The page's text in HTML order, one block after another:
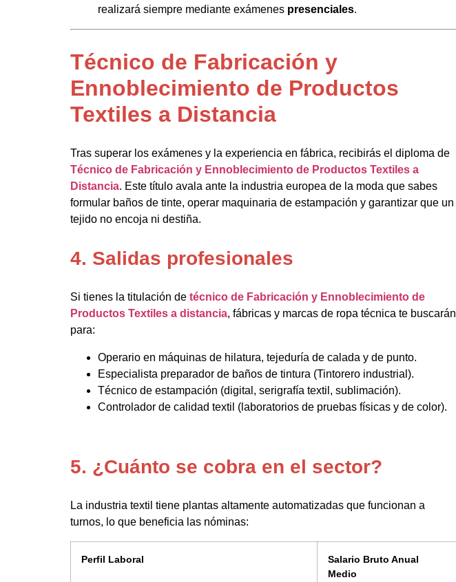
realizará siempre mediante exámenes presenciales.
Técnico de Fabricación y
Ennoblecimiento de Productos
Textiles a Distancia
Tras superar los exámenes y la experiencia en fábrica, recibirás el diploma de
Técnico de Fabricación y Ennoblecimiento de Productos Textiles a
Distancia. Este título avala ante la industria europea de la moda que sabes
formular baños de tinte, operar maquinaria de estampación y garantizar que un
tejido no encoja ni destiña.
4. Salidas profesionales
Si tienes la titulación de técnico de Fabricación y Ennoblecimiento de
Productos Textiles a distancia, fábricas y marcas de ropa técnica te buscarán
para:
Operario en máquinas de hilatura, tejeduría de calada y de punto.
Especialista preparador de baños de tintura (Tintorero industrial).
Técnico de estampación (digital, serigrafía textil, sublimación).
Controlador de calidad textil (laboratorios de pruebas físicas y de color).
5. ¿Cuánto se cobra en el sector?
La industria textil tiene plantas altamente automatizadas que funcionan a
turnos, lo que beneficia las nóminas:
Perfil Laboral
Salario Bruto Anual
Medio